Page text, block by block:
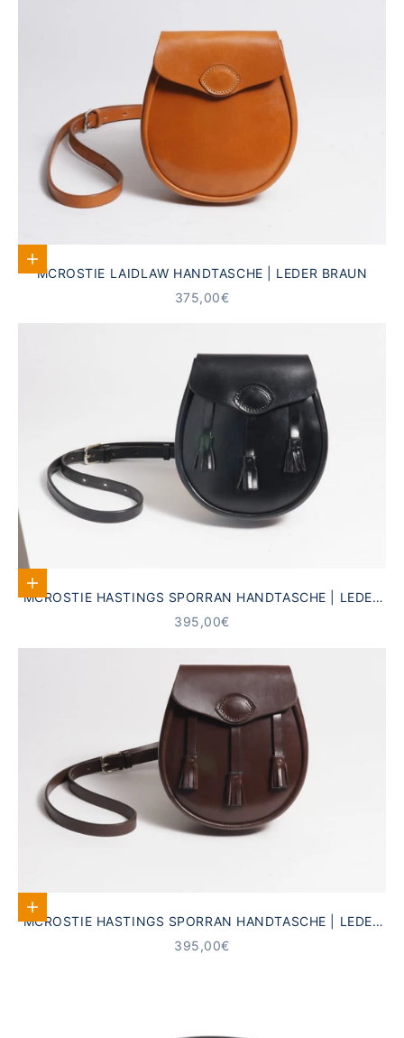
In den Warenkorb
MCROSTIE LAIDLAW HANDTASCHE | LEDER BRAUN
ANGEBOT
375,00€
In den Warenkorb
MCROSTIE HASTINGS SPORRAN HANDTASCHE | LEDER
SCHWARZ
ANGEBOT
395,00€
In den Warenkorb
MCROSTIE HASTINGS SPORRAN HANDTASCHE | LEDER
BRAUN
ANGEBOT
395,00€